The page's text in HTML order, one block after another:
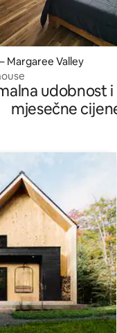
Margaree Valley
udobnost
mjesečne